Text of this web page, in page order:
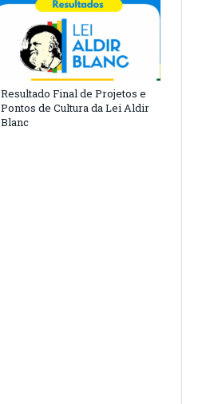
Resultado Final de Projetos e
Pontos de Cultura da Lei Aldir
Blanc